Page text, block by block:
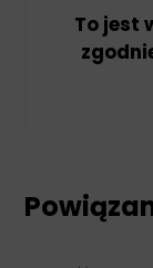
To jest